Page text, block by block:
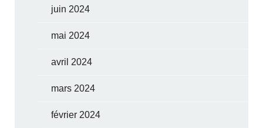
juin 2024
mai 2024
avril 2024
mars 2024
février 2024